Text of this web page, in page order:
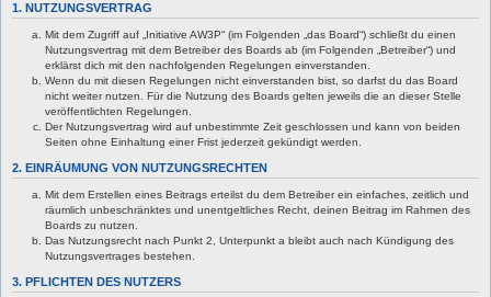
1. NUTZUNGSVERTRAG
Mit dem Zugriff auf „Initiative AW3P“ (im Folgenden „das Board“) schließt du einen
Nutzungsvertrag mit dem Betreiber des Boards ab (im Folgenden „Betreiber“) und
erklärst dich mit den nachfolgenden Regelungen einverstanden.
Wenn du mit diesen Regelungen nicht einverstanden bist, so darfst du das Board
nicht weiter nutzen. Für die Nutzung des Boards gelten jeweils die an dieser Stelle
veröffentlichten Regelungen.
Der Nutzungsvertrag wird auf unbestimmte Zeit geschlossen und kann von beiden
Seiten ohne Einhaltung einer Frist jederzeit gekündigt werden.
2. EINRÄUMUNG VON NUTZUNGSRECHTEN
Mit dem Erstellen eines Beitrags erteilst du dem Betreiber ein einfaches, zeitlich und
räumlich unbeschränktes und unentgeltliches Recht, deinen Beitrag im Rahmen des
Boards zu nutzen.
Das Nutzungsrecht nach Punkt 2, Unterpunkt a bleibt auch nach Kündigung des
Nutzungsvertrages bestehen.
3. PFLICHTEN DES NUTZERS